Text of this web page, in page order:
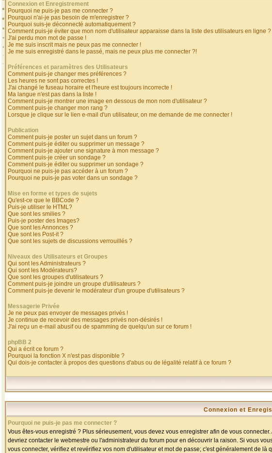
Connexion et Enregistrement
Pourquoi ne puis-je pas me connecter ?
Pourquoi n'ai-je pas besoin de m'enregistrer ?
Pourquoi suis-je déconnecté automatiquement ?
Comment puis-je éviter que mon nom d'utilisateur apparaisse dans la liste des utilisateurs en ligne ?
J'ai perdu mon mot de passe !
Je me suis inscrit mais ne peux pas me connecter !
Je me suis enregistré dans le passé, mais ne peux plus me connecter ?!
Préférences et paramètres des Utilisateurs
Comment puis-je changer mes préférences ?
Les heures ne sont pas correctes !
J'ai changé le fuseau horaire et l'heure est toujours incorrecte !
Ma langue n'est pas dans la liste !
Comment puis-je montrer une image en dessous de mon nom d'utilisateur ?
Comment puis-je changer mon rang ?
Lorsque je clique sur le lien e-mail d'un utilisateur, on me demande de me connecter !
Publication
Comment puis-je poster un sujet dans un forum ?
Comment puis-je éditer ou supprimer un message ?
Comment puis-je ajouter une signature à mon message ?
Comment puis-je créer un sondage ?
Comment puis-je éditer ou supprimer un sondage ?
Pourquoi ne puis-je pas accéder à un forum ?
Pourquoi ne puis-je pas voter dans un sondage ?
Mise en forme et types de sujets
Qu'est-ce que le BBCode ?
Puis-je utiliser le HTML?
Que sont les smilies ?
Puis-je poster des Images?
Que sont les Annonces ?
Que sont les Post-it ?
Que sont les sujets de discussions verrouillés ?
Niveaux des Utilisateurs et Groupes
Qui sont les Administrateurs ?
Qui sont les Modérateurs?
Que sont les groupes d'utilisateurs ?
Comment puis-je joindre un groupe d'utilisateurs ?
Comment puis-je devenir le modérateur d'un groupe d'utilisateurs ?
Messagerie Privée
Je ne peux pas envoyer de messages privés !
Je continue de recevoir des messages privés non-désirés !
J'ai reçu un e-mail abusif ou de spamming de quelqu'un sur ce forum !
phpBB 2
Qui a écrit ce forum ?
Pourquoi la fonction X n'est pas disponible ?
Qui dois-je contacter à propos des questions d'abus ou de légalité relatif à ce forum ?
Connexion et
Pourquoi ne puis-je pas me connecter ?
Vous êtes-vous enregistré ? Plus sérieusement, vous devez vous enregistrer afin de vous
devriez contacter le webmestre ou l'administrateur du forum pour en découvrir la raison. Si vous
vous connecter, vérifiez et revérifiez vos nom d'utilisateur et mot de passe; c'est généralement de